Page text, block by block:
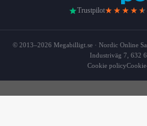
Trustpilot★★★★ ★
© 2013–2026 Megabilligt.se · Nordic Online
Industriväg 7, 632
Cookie policy